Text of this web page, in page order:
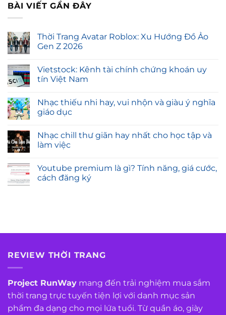
BÀI VIẾT GẦN ĐÂY
Thời Trang Avatar Roblox: Xu Hướng Đồ Ảo
Gen Z 2026
Vietstock: Kênh tài chính chứng khoán uy
tín Việt Nam
Nhạc thiếu nhi hay, vui nhộn và giàu ý nghĩa
giáo dục
Nhạc chill thư giãn hay nhất cho học tập và
làm việc
Youtube premium là gì? Tính năng, giá cước,
cách đăng ký
REVIEW THỜI TRANG
Project RunWay mang đến trải nghiệm mua sắm
thời trang trực tuyến tiện lợi với danh mục sản
phẩm đa dạng cho mọi lứa tuổi. Từ quần áo, giày